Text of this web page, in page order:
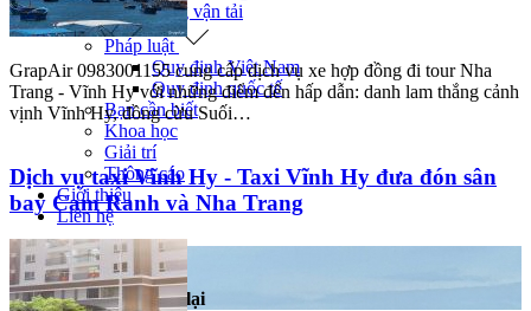
Giao thông vận tải
Pháp luật
Quy định Việt Nam
Quy định quốc tế
Bạn cần biết
Khoa học
Giải trí
Thông cáo
Giới thiệu
Liên hệ
Trang chủ
Tin tức
Kinh nghiệm đi lại
GrapAir 0983001155 cung cấp dịch vụ xe hợp đồng đi tour Nha
Trang - Vĩnh Hy với những điểm đến hấp dẫn: danh lam thắng cảnh
vịnh Vĩnh Hy, đồng cừu Suối…
Dịch vụ taxi Vĩnh Hy - Taxi Vĩnh Hy đưa đón sân
bay Cam Ranh và Nha Trang